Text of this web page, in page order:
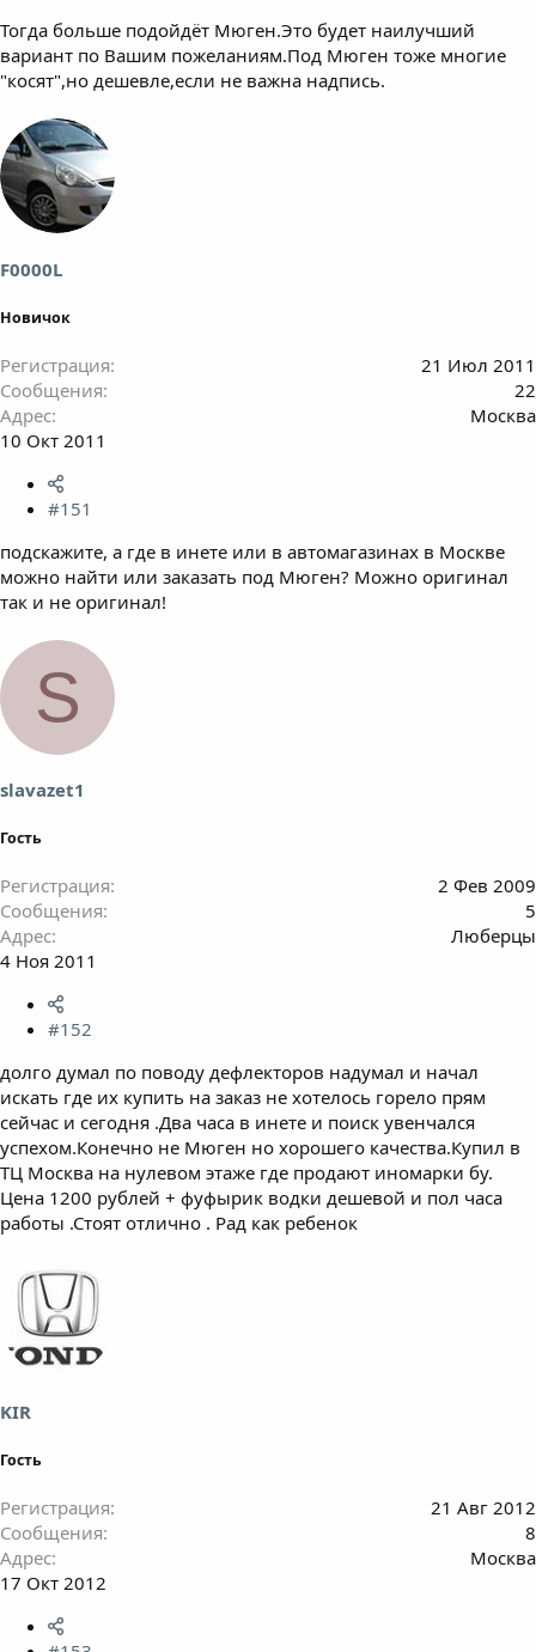
Тогда больше подойдёт Мюген.Это будет наилучший
вариант по Вашим пожеланиям.Под Мюген тоже многие
"косят",но дешевле,если не важна надпись.
F0000L
Новичок
Регистрация
21 Июл 2011
Сообщения
22
Адрес
Москва
10 Окт 2011
#151
подскажите, а где в инете или в автомагазинах в Москве
можно найти или заказать под Мюген? Можно оригинал
так и не оригинал!
S
slavazet1
Гость
Регистрация
2 Фев 2009
Сообщения
5
Адрес
Люберцы
4 Ноя 2011
#152
долго думал по поводу дефлекторов надумал и начал
искать где их купить на заказ не хотелось горело прям
сейчас и сегодня .Два часа в инете и поиск увенчался
успехом.Конечно не Мюген но хорошего качества.Купил в
ТЦ Москва на нулевом этаже где продают иномарки бу.
Цена 1200 рублей + фуфырик водки дешевой и пол часа
работы .Стоят отлично . Рад как ребенок
KIR
Гость
Регистрация
21 Авг 2012
Сообщения
8
Адрес
Москва
17 Окт 2012